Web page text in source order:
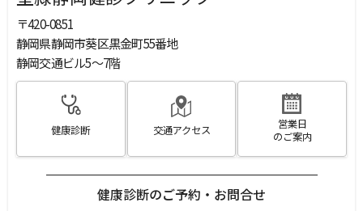
〒420-0851
静岡県静岡市葵区黒金町55番地
静岡交通ビル5～7階
健康診断 交通アクセス
営業日
のご案内
健康診断のご予約・お問合せ